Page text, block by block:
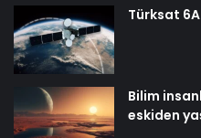
Türksat
Bilim
eskiden